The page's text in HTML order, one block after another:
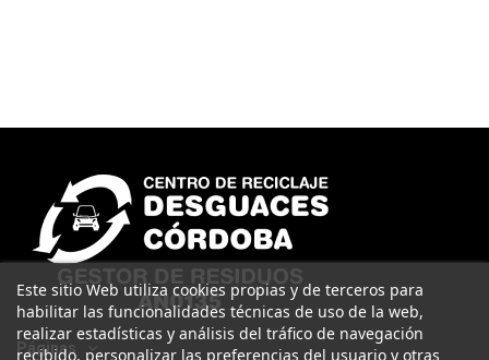
Páginas
Este sitio Web utiliza cookies propias y de terceros para
habilitar las funcionalidades técnicas de uso de la web,
realizar estadísticas y análisis del tráfico de navegación
recibido, personalizar las preferencias del usuario y otras